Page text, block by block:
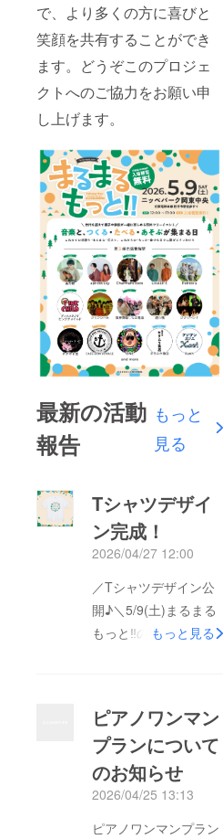
で、より多くの方に喜びと
笑顔を共有することができ
ます。どうぞこのプロジェ
クトへのご協力をお願い申
し上げます。
最新の活動
報告
もっと
見る
Tシャツデザイ
ン完成！
2026/04/27 12:00
／Tシャツデザイン公
開♪＼5/9(土)まるまる
もっと‼︎のTシャツデザ
イラストがデザインさ
れたかわいいTシャツ
になっております◎
もっと見る
ピアノワンマン
プランについて
のお知らせ
2026/04/25 13:13
ピアノワンマンプラン